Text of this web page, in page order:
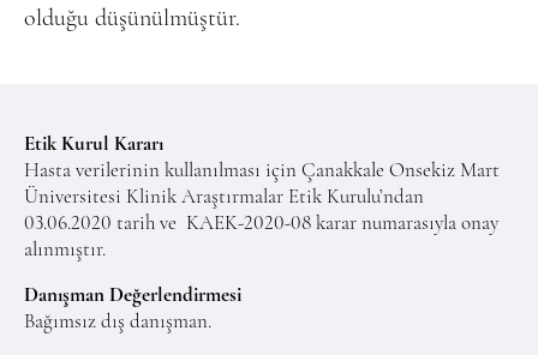
olduğu düşünülmüştür.
Etik Kurul Kararı
Hasta verilerinin kullanılması için Çanakkale Onsekiz Mart
Üniversitesi Klinik Araştırmalar Etik Kurulu’ndan
03.06.2020 tarih ve KAEK-2020-08 karar numarasıyla onay
alınmıştır.
Danışman Değerlendirmesi
Bağımsız dış danışman.